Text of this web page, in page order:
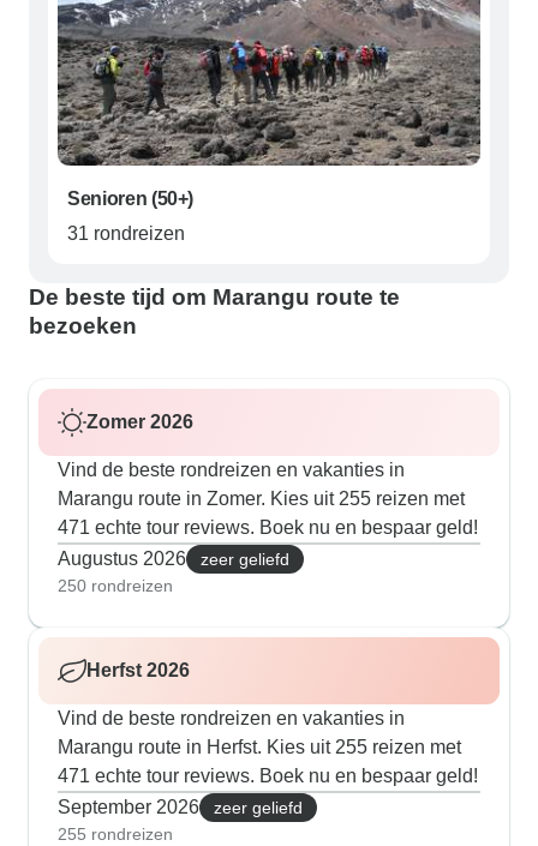
Senioren (50+)
31 rondreizen
De beste tijd om Marangu route te
bezoeken
Zomer 2026
Vind de beste rondreizen en vakanties in
Marangu route in Zomer. Kies uit 255 reizen met
471 echte tour reviews. Boek nu en bespaar geld!
Augustus 2026
zeer geliefd
250 rondreizen
Herfst 2026
Vind de beste rondreizen en vakanties in
Marangu route in Herfst. Kies uit 255 reizen met
471 echte tour reviews. Boek nu en bespaar geld!
September 2026
zeer geliefd
255 rondreizen